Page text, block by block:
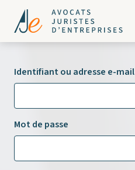
Identifiant ou adresse e-mail
Mot de passe